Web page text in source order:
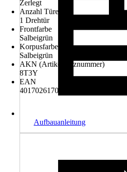
Zerlegt
Anzahl Türen
1 Drehtür
Frontfarbe
Salbeigrün
Korpusfarbe
Salbeigrün
AKN (Artikelkurznummer)
8T3Y
EAN
4017026170125
Aufbauanleitung